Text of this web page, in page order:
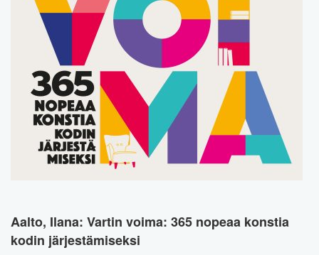
Aalto, Ilana: Vartin voima: 365 nopeaa konstia
kodin järjestämiseksi